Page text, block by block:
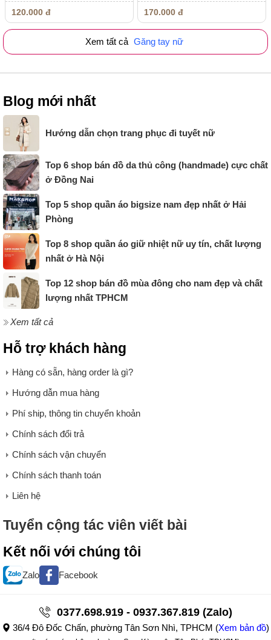
120.000 đ 170.000 đ
Xem tất cả Găng tay nữ
Blog mới nhất
Hướng dẫn chọn trang phục đi tuyết nữ
Top 6 shop bán đồ da thủ công (handmade) cực chất
ở Đồng Nai
Top 5 shop quần áo bigsize nam đẹp nhất ở Hải
Phòng
Top 8 shop quần áo giữ nhiệt nữ uy tín, chất lượng
nhất ở Hà Nội
Top 12 shop bán đồ mùa đông cho nam đẹp và chất
lượng nhất TPHCM
Xem tất cả
Hỗ trợ khách hàng
Hàng có sẵn, hàng order là gì?
Hướng dẫn mua hàng
Phí ship, thông tin chuyển khoản
Chính sách đổi trả
Chính sách vận chuyển
Chính sách thanh toán
Liên hệ
Tuyển cộng tác viên viết bài
Kết nối với chúng tôi
Zalo Facebook
0377.698.919 - 0937.367.819 (Zalo)
36/4 Đô Đốc Chấn, phường Tân Sơn Nhì, TPHCM (Xem bản đồ)